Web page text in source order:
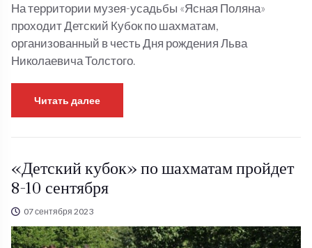
На территории музея-усадьбы «Ясная Поляна»
проходит Детский Кубок по шахматам,
организованный в честь Дня рождения Льва
Николаевича Толстого.
Читать далее
«Детский кубок» по шахматам пройдет
8-10 сентября
07 сентября 2023